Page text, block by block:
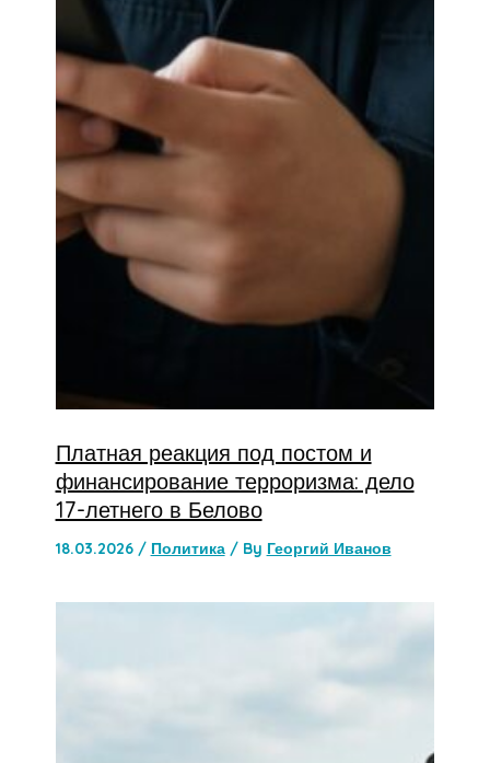
Платная реакция под постом и
финансирование терроризма: дело
17-летнего в Белово
18.03.2026 / Политика/ By Георгий Иванов